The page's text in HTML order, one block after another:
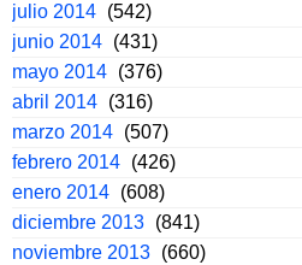
julio 2014 (542)
junio 2014 (431)
mayo 2014 (376)
abril 2014 (316)
marzo 2014 (507)
febrero 2014 (426)
enero 2014 (608)
diciembre 2013 (841)
noviembre 2013 (660)